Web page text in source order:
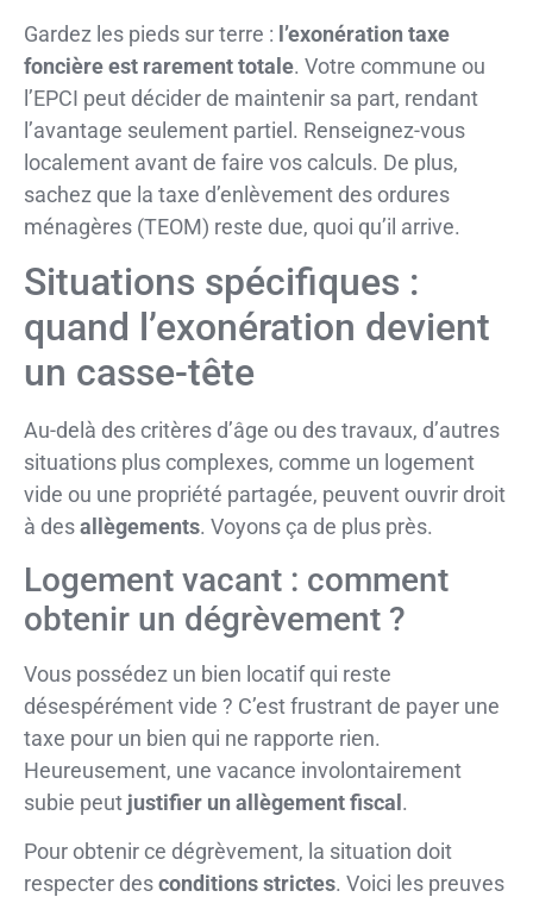
Gardez les pieds sur terre : l’exonération taxe
foncière est rarement totale. Votre commune ou
l’EPCI peut décider de maintenir sa part, rendant
l’avantage seulement partiel. Renseignez-vous
localement avant de faire vos calculs. De plus,
sachez que la taxe d’enlèvement des ordures
ménagères (TEOM) reste due, quoi qu’il arrive.
Situations spécifiques :
quand l’exonération devient
un casse-tête
Au-delà des critères d’âge ou des travaux, d’autres
situations plus complexes, comme un logement
vide ou une propriété partagée, peuvent ouvrir droit
à desallègements. Voyons ça de plus près.
Logement vacant : comment
obtenir un dégrèvement ?
Vous possédez un bien locatif qui reste
désespérément vide ? C’est frustrant de payer une
taxe pour un bien qui ne rapporte rien.
Heureusement, une vacance involontairement
subie peut justifier un allègement fiscal.
Pour obtenir ce dégrèvement, la situation doit
respecter desconditions strictes. Voici les preuves